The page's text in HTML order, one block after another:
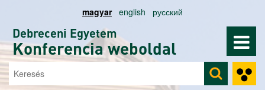
magyar english русский
Debreceni Egyetem
Konferencia weboldal
Keresés űrlap
Keresés